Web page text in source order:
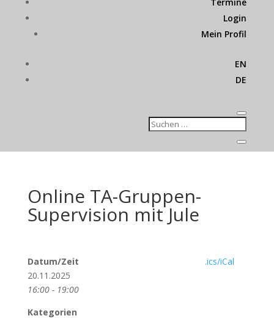
Login
Mein Profil
EN
DE
Online TA-Gruppen-
Supervision mit Jule
.ics/iCal
Datum/Zeit
20.11.2025
16:00 - 19:00
Kategorien